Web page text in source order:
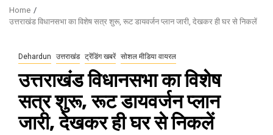
Home
उत्तराखंड विधानसभा का विशेष सत्र शुरू, रूट डायवर्जन प्लान जारी, देखकर ही घर से निकलें
Dehardun उत्तराखंड ट्रेंडिंग खबरें सोशल मीडिया वायरल
उत्तराखंड विधानसभा का विशेष
सत्र शुरू, रूट डायवर्जन प्लान
जारी, देखकर ही घर से निकलें